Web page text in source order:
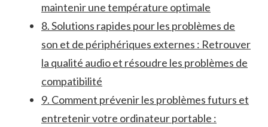
maintenir une température optimale
8. Solutions ⁢rapides‍ pour les problèmes de⁣
son et de périphériques externes : Retrouver
la qualité audio et résoudre les problèmes de
compatibilité
9. Comment prévenir les problèmes futurs et
entretenir votre‌ ordinateur portable :